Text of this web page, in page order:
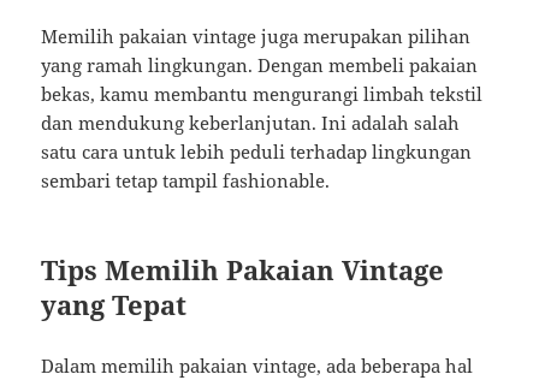
Memilih pakaian vintage juga merupakan pilihan
yang ramah lingkungan. Dengan membeli pakaian
bekas, kamu membantu mengurangi limbah tekstil
dan mendukung keberlanjutan. Ini adalah salah
satu cara untuk lebih peduli terhadap lingkungan
sembari tetap tampil fashionable.
Tips Memilih Pakaian Vintage
yang Tepat
Dalam memilih pakaian vintage, ada beberapa hal